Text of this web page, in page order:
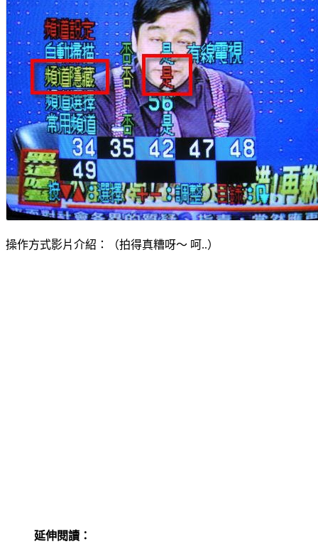
操作方式影片介紹：（拍得真糟呀～ 呵..）
延伸閱讀：